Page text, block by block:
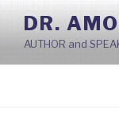
Skip
content
DR.
AUTHOR and